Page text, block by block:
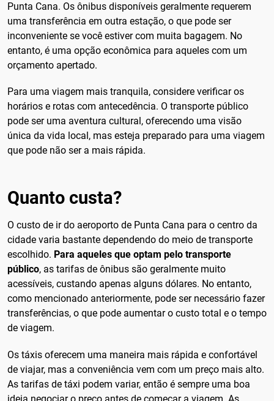
Punta Cana. Os ônibus disponíveis geralmente requerem
uma transferência em outra estação, o que pode ser
inconveniente se você estiver com muita bagagem. No
entanto, é uma opção econômica para aqueles com um
orçamento apertado.
Para uma viagem mais tranquila, considere verificar os
horários e rotas com antecedência. O transporte público
pode ser uma aventura cultural, oferecendo uma visão
única da vida local, mas esteja preparado para uma viagem
que pode não ser a mais rápida.
Quanto custa?
O custo de ir do aeroporto de Punta Cana para o centro da
cidade varia bastante dependendo do meio de transporte
escolhido. Para aqueles que optam pelo transporte
público, as tarifas de ônibus são geralmente muito
acessíveis, custando apenas alguns dólares. No entanto,
como mencionado anteriormente, pode ser necessário fazer
transferências, o que pode aumentar o custo total e o tempo
de viagem.
Os táxis oferecem uma maneira mais rápida e confortável
de viajar, mas a conveniência vem com um preço mais alto.
As tarifas de táxi podem variar, então é sempre uma boa
ideia negociar o preço antes de começar a viagem. As